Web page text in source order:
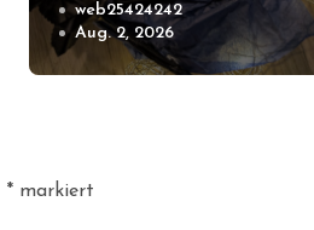
Wasser (New
Orleans #2)
web25424242
Aug. 2, 2026
* markiert